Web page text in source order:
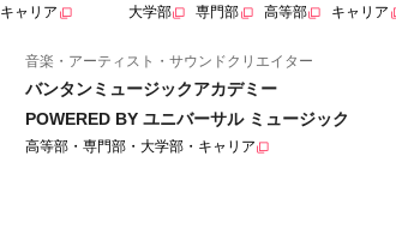
キャリア 大学部 専門部 高等部 キャリア
音楽・アーティスト・サウンドクリエイター
バンタンミュージックアカデミー
POWERED BY ユニバーサル ミュージック
高等部・専門部・大学部・キャリア